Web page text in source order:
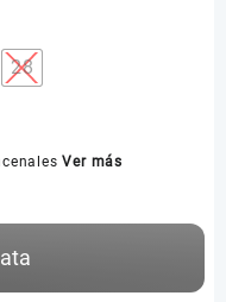
28
Ver más